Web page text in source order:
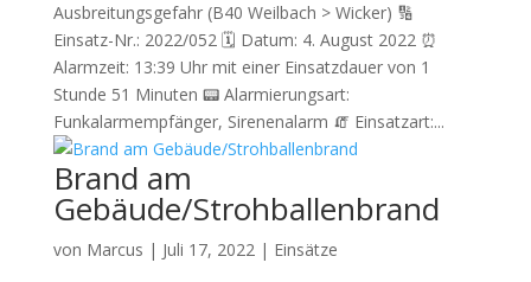
Ausbreitungsgefahr (B40 Weilbach > Wicker) 🔢
Einsatz-Nr.: 2022/052 🗓 Datum: 4. August 2022 ⏰
Alarmzeit: 13:39 Uhr mit einer Einsatzdauer von 1
Stunde 51 Minuten 📟 Alarmierungsart:
Funkalarmempfänger, Sirenenalarm 🧯 Einsatzart:...
Brand am
Gebäude/Strohballenbrand
von Marcus | Juli 17, 2022| Einsätze